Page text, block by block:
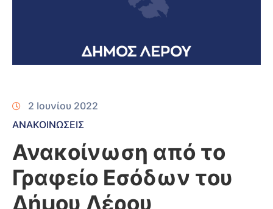
2 Ιουνίου 2022
ΑΝΑΚΟΙΝΩΣΕΙΣ
Ανακοίνωση από το
Γραφείο Εσόδων του
Δήμου Λέρου